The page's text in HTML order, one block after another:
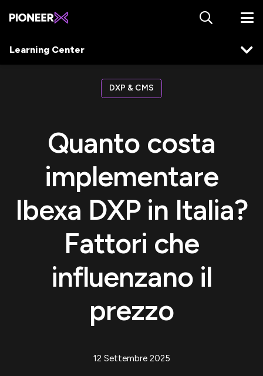
Learning Center
DXP & CMS
Quanto costa
implementare
Ibexa DXP in Italia?
Fattori che
influenzano il
prezzo
12 Settembre 2025